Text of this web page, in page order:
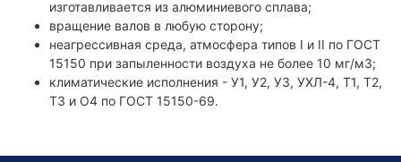
изготавливается из алюминиевого сплава;
вращение валов в любую сторону;
неагрессивная среда, атмосфера типов I и II по ГОСТ
15150 при запыленности воздуха не более 10 мг/м3;
климатические исполнения - У1, У2, У3, УХЛ-4, Т1, Т2,
Т3 и О4 по ГОСТ 15150-69.